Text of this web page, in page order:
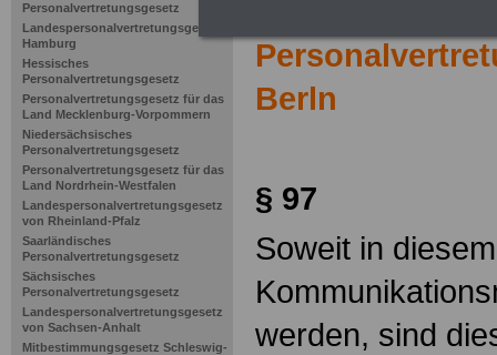
Personalvertretungsgesetz
Landespersonalvertretungsgesetz
Hamburg
Hessisches
Personalvertretungsgesetz
Personalvertretungsgesetz für das
Land Mecklenburg-Vorpommern
Niedersächsisches
Personalvertretungsgesetz
Personalvertretungsgesetz für das
Land Nordrhein-Westfalen
Landespersonalvertretungsgesetz
von Rheinland-Pfalz
Saarländisches
Personalvertretungsgesetz
Sächsisches
Personalvertretungsgesetz
Landespersonalvertretungsgesetz
von Sachsen-Anhalt
Mitbestimmungsgesetz Schleswig-
Berln
§ 97
Soweit in
werden, sind